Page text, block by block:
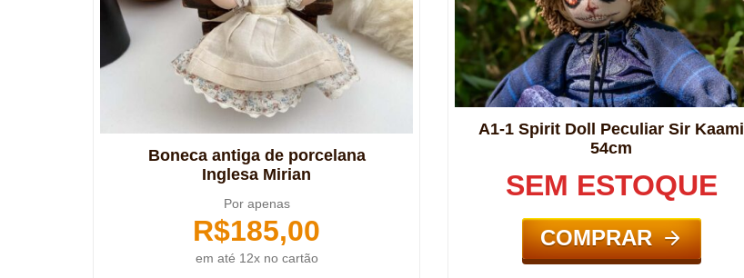
Boneca antiga de porcelana
Inglesa Mirian
Por apenas
R$185,00
em até 12x no cartão
A1-1 Spirit Doll Peculiar Sir Kaami
54cm
SEM ESTOQUE
COMPRAR